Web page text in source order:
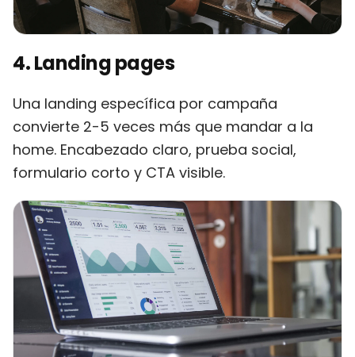
4. Landing pages
Una landing específica por campaña
convierte 2-5 veces más que mandar a la
home. Encabezado claro, prueba social,
formulario corto y CTA visible.